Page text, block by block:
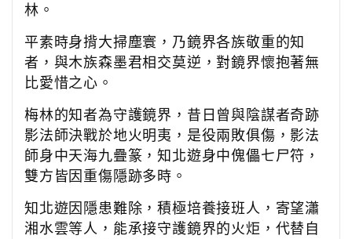
林。
平素時身揹大掃塵寰，乃鏡界各族敬重的知
者，與木族森墨君相交莫逆，對鏡界懷抱著無
比愛惜之心。
梅林的知者為守護鏡界，昔日曾與陰謀者奇跡
影法師決戰於地火明夷，是役兩敗俱傷，影法
師身中天海九疊篆，知北遊身中傀儡七尸符，
雙方皆因重傷隱跡多時。
知北遊因隱患難除，積極培養接班人，寄望瀟
湘水雲等人，能承接守護鏡界的火炬，代替自